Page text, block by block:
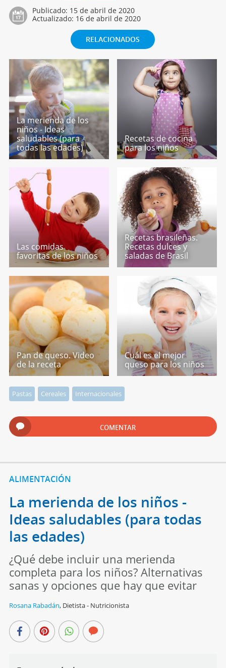
Publicado: 15 de abril de 2020
Actualizado: 16 de abril de 2020
RELACIONADOS
La merienda de los
niños - Ideas
saludables (para
todas las edades)
Recetas de cocina
para los niños
Las comidas
favoritas de los niños
Recetas brasileñas.
Recetas dulces y
saladas de Brasil
Pan de queso. Video
de la receta
Cuál es el mejor
queso para los niños
Pastas Cereales Internacionales
COMENTAR
ALIMENTACIÓN
La merienda de los niños -
Ideas saludables (para todas
las edades)
¿Qué debe incluir una merienda
completa para los niños? Alternativas
sanas y opciones que hay que evitar
Rosana Rabadán, Dietista - Nutricionista